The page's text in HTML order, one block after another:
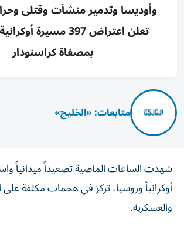
وأوديسا وتدمير منشآت وقتلى
تعلن اعتراض 397 مسيرة
بمصفاة كراسنودار
متابعات: «الخليج»
شهدت الساعات الماضية تصعيداً ميدانياً
أوكرانياً وروسيا، تركز في هجمات مكثفة
والعسكرية.